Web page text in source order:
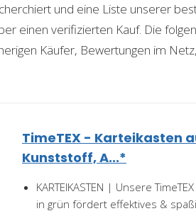
und eine Liste unserer
einen verifizierten Kauf. Die
Käufer, Bewertungen im
TimeTEX - Karteikasten
Kunststoff, A...*
KARTEIKASTEN | Unsere
in grün fördert effektives &